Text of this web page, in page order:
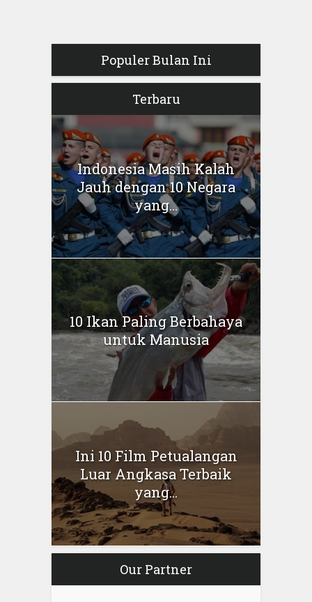
Populer Bulan Ini
Terbaru
Indonesia Masih Kalah
Jauh dengan 10 Negara
yang...
10 Ikan Paling Berbahaya
untuk Manusia
Ini 10 Film Petualangan
Luar Angkasa Terbaik
yang...
Our Partner